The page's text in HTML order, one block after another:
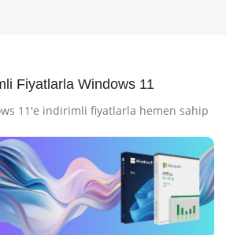
Fiyatlarla Windows 11
11'e indirimli fiyatlarla hemen sahip